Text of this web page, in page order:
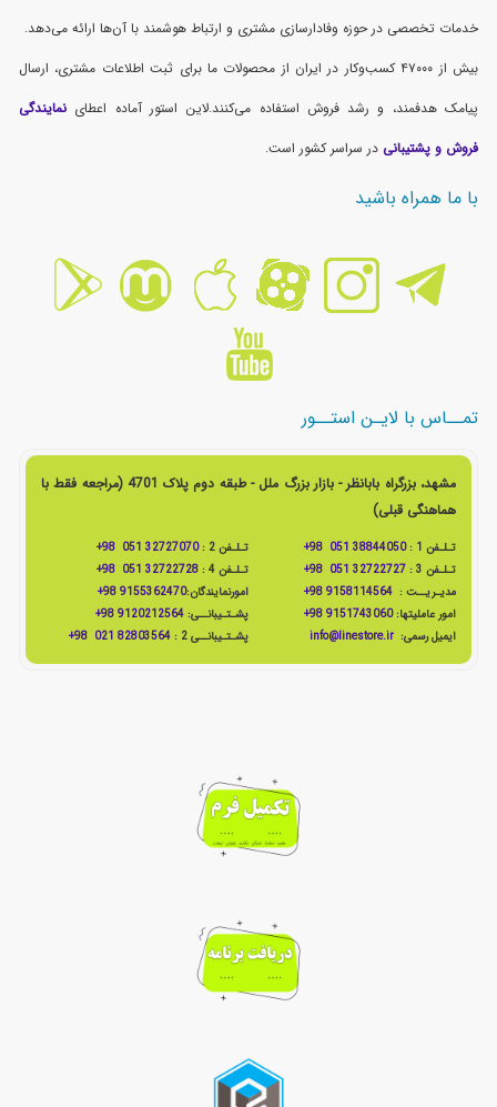
خدمات تخصصی در حوزه وفادارسازی مشتری و ارتباط هوشمند با آن‌ها ارائه می‌دهد.
بیش از ۴۷۰۰۰ کسب‌وکار در ایران از محصولات ما برای ثبت اطلاعات مشتری، ارسال
پیامک هدفمند، و رشد فروش استفاده می‌کنند.لاین استور آماده اعطای نمایندگی
فروش و پشتیبانی در سراسر کشور است.
با ما همراه باشید
تمــاس با لایـن استــور
مشهد، بزرگراه بابانظر - بازار بزرگ ملل - طبقه دوم پلاک 4701 (مراجعه فقط با
هماهنگی قبلی)
تـلـفن 1 : 38844050 051 98+ تـلـفن 2 :
32727070 051 98+
تـلـفن 3 :
32722727 051 98+ تـلـفن 4 :
32722728 051 98+
مدیـریــت :9158114564 98+ امورنمایندگان:9155362470 98+
امور عاملیتها:9151743060 98+ پشـتـیبانــی: 9120212564 98+
ایمیل رسمی: info@linestore.ir پشـتـیبانــی 2 : 82803564 021 98+